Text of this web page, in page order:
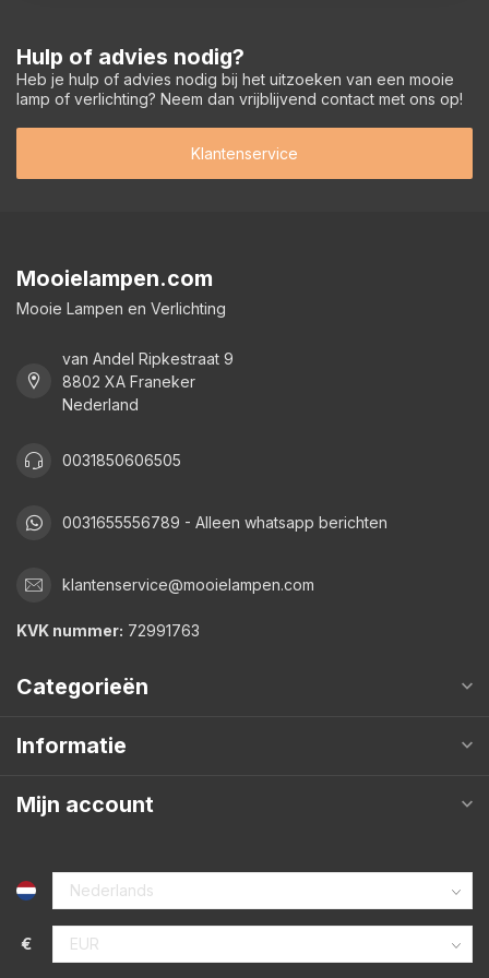
Hulp of advies nodig?
Heb je hulp of advies nodig bij het uitzoeken van een mooie
lamp of verlichting? Neem dan vrijblijvend contact met ons op!
Klantenservice
Mooielampen.com
Mooie Lampen en Verlichting
van Andel Ripkestraat 9
8802 XA Franeker
Nederland
0031850606505
0031655556789 - Alleen whatsapp berichten
klantenservice@mooielampen.com
KVK nummer: 72991763
Categorieën
Informatie
Mijn account
€